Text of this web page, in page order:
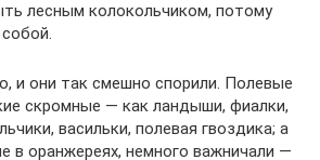
лесным колокольчиком, потому
и они так смешно спорили. Полевые
скромные — как ландыши, фиалки,
васильки, полевая гвоздика; а
в оранжереях, немного важничали —